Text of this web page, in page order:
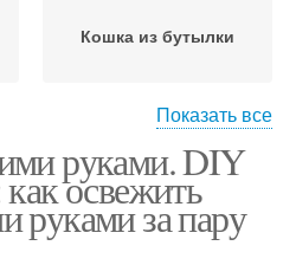
Кошка из бутылки
Показать все
руками. DIY
освежить
руками за пару